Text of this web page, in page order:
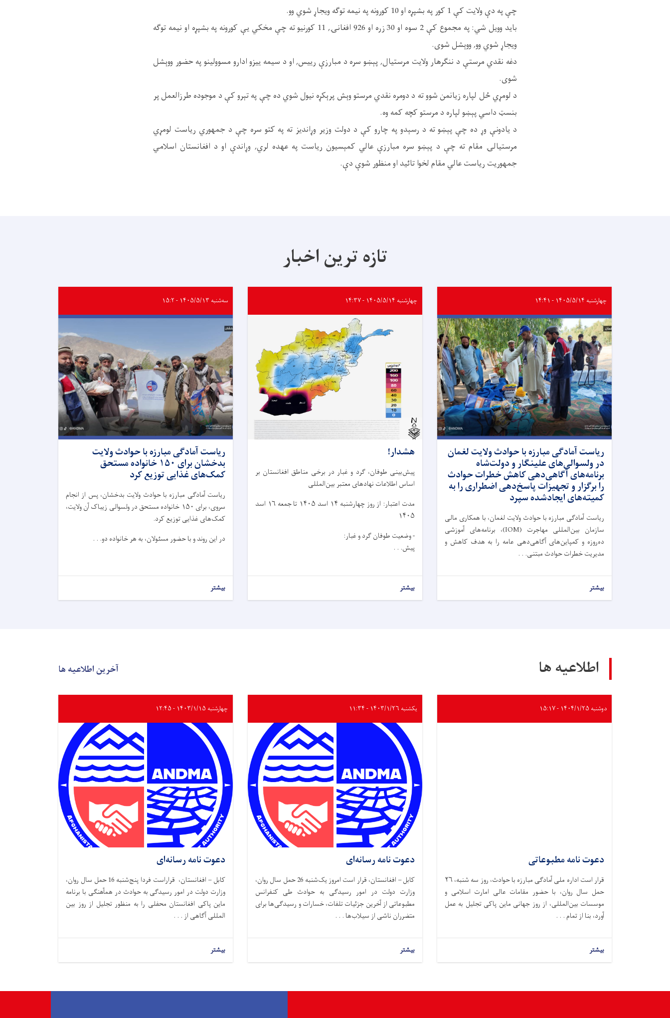
چې په دې ولایت کې 1 کور په بشپړه او 10 کورونه په نیمه توګه ویجاړ شوي وو.
باید وویل شي: په مجموع کې 2 سوه او 30 زره او 926 افغانۍ, 11 کورنیو ته چې مخکي یې کورونه په بشپړه او نیمه توګه
ویجاړ شوي وو, ووېشل شوی.
دغه نقدي مرستې د ننګرهار ولایت مرستیال, پېښو سره د مبارزې رییس, او د سیمه ییزو ادارو مسوولینو په حضور ووېشل
شوی.
د لومړي ځل لپاره زیانمن شوو ته د دومره نقدي مرستو وېش پرېکړه نیول شوي ده چې په تېرو کې د موجوده طرزالعمل پر
بنسټ داسي پېښو لپاره د مرستو کچه کمه وه.
د یادونې وړ ده چې پېښو ته د رسېدو په چارو کې د دولت وزیر وړاندیز ته په کتو سره چې د جمهوري ریاست لومړي
مرستیالۍ مقام ته چې د پېښو سره مبارزې عالي کمېسیون ریاست په عهده لري, وړاندې او د افغانستان اسلامي
جمهوریت ریاست عالي مقام لخوا تائید او منظور شوې دې.
تازه ترین اخبار
چهارشنبه ۱۴۰۵/۵/۱۴ - ۱۴:۴۱
ریاست آمادگی مبارزه با حوادث ولایت لغمان
در ولسوالی‌های علینگار و دولت‌شاه
برنامه‌های آگاهی‌دهی کاهش خطرات حوادث
را برگزار و تجهیزات پاسخ‌دهی اضطراری را به
کمیته‌های ایجادشده سپرد
ریاست آمادگی مبارزه با حوادث ولایت لغمان، با همکاری مالی
سازمان بین‌المللی مهاجرت (IOM)، برنامه‌های آموزشی
ده‌روزه و کمپاین‌های آگاهی‌دهی عامه را به هدف کاهش و
مدیریت خطرات حوادث مبتنی. . .
بیشتر
چهارشنبه ۱۴۰۵/۵/۱۴ - ۱۴:۳۷
هشدار!
پیش‌بینی طوفان، گرد و غبار در برخی مناطق افغانستان بر
اساس اطلاعات نهادهای معتبر بین‌المللی
مدت اعتبار: از روز چهار‌شنبه ۱۴ اسد ۱۴۰۵ تا جمعه ۱۶ اسد
۱۴۰۵
- وضعیت طوفان گرد و غبار:
پیش. . .
بیشتر
سه‌شنبه ۱۴۰۵/۵/۱۳ - ۱۵:۲
ریاست آمادگی مبارزه با حوادث ولایت
بدخشان برای ۱۵۰ خانواده مستحق
کمک‌های غذایی توزیع کرد
ریاست آمادگی مبارزه با حوادث ولایت بدخشان، پس از انجام
سروی، برای ۱۵۰ خانواده مستحق در ولسوالی زیباک آن ولایت،
کمک‌های غذایی توزیع کرد.
در این روند و با حضور مسئولان، به هر خانواده دو. . .
بیشتر
اطلاعیه ها آخرین اطلاعیه ها
دوشنبه ۱۴۰۴/۱/۲۵ - ۱۵:۱۷
دعوت نامه مطبوعاتی
قرار است اداره ملی آمادگی مبارزه با حوادث،‌ روز سه شنبه، ۲۶
حمل سال روان، با حضور مقامات عالی امارت اسلامی و
موسسات بین‌المللی، از روز جهانی ماین پاکی تجلیل به عمل
آورد، بنا از تمام . . .
بیشتر
یکشنبه ۱۴۰۳/۱/۲۶ - ۱۱:۳۴
دعوت نامه رسانه‌ای
کابل – افغانستان، قرار است امروز یک‌شنبه 26 حمل سال روان،
وزارت دولت در امور رسیدگی به حوادث طی کنفرانس
مطبوعاتی از آخرین جزئیات تلفات، خسارات و رسیدگی‌ها برای
متضرران ناشی از سیلاب‌ها . . .
بیشتر
چهارشنبه ۱۴۰۳/۱/۱۵ - ۱۲:۴۵
دعوت نامه رسانه‌ای
کابل – افغانستان، قراراست فردا پنج‌شنبه 16 حمل سال روان،
وزارت دولت در امور رسیدگی به حوادث در همآهنگی با برنامه
ماین پاکی افغانستان محفلی را به منظور تجلیل از روز بین
المللی آگاهی از . . .
بیشتر